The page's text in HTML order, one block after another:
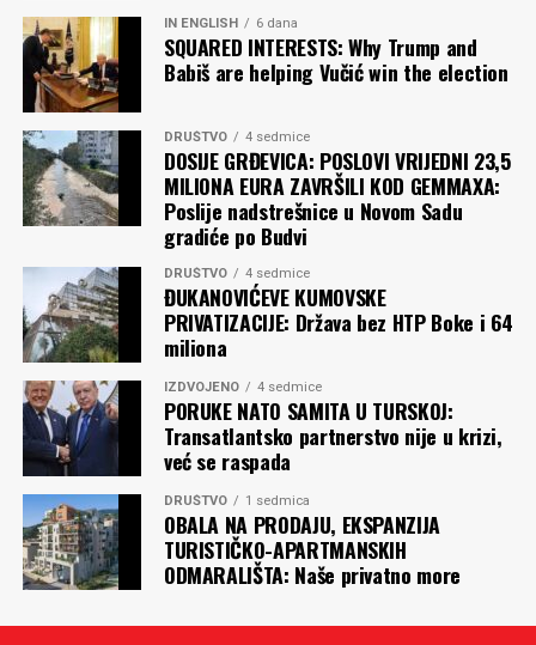
IN ENGLISH 6 dana
SQUARED INTERESTS: Why Trump and
Babiš are helping Vučić win the election
DRUŠTVO 4 sedmice
DOSIJE GRĐEVICA: POSLOVI VRIJEDNI 23,5
MILIONA EURA ZAVRŠILI KOD GEMMAXA:
Poslije nadstrešnice u Novom Sadu
gradiće po Budvi
DRUŠTVO 4 sedmice
ĐUKANOVIĆEVE KUMOVSKE
PRIVATIZACIJE: Država bez HTP Boke i 64
miliona
IZDVOJENO 4 sedmice
PORUKE NATO SAMITA U TURSKOJ:
Transatlantsko partnerstvo nije u krizi,
već se raspada
DRUŠTVO 1 sedmica
OBALA NA PRODAJU, EKSPANZIJA
TURISTIČKO-APARTMANSKIH
ODMARALIŠTA: Naše privatno more